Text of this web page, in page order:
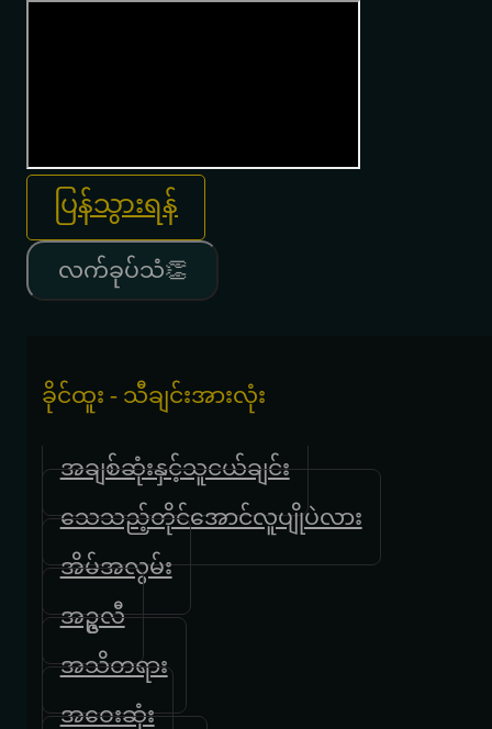
ပြန်သွားရန်
လက်ခုပ်သံ👏
ခိုင်ထူး - သီချင်းအားလုံး
အချစ်ဆုံးနှင့်သူငယ်ချင်း
သေသည့်တိုင်အောင်လူပျိုပဲလား
အိမ်အလွမ်း
အဥ္ဇလီ
အသိတရား
အဝေးဆုံး